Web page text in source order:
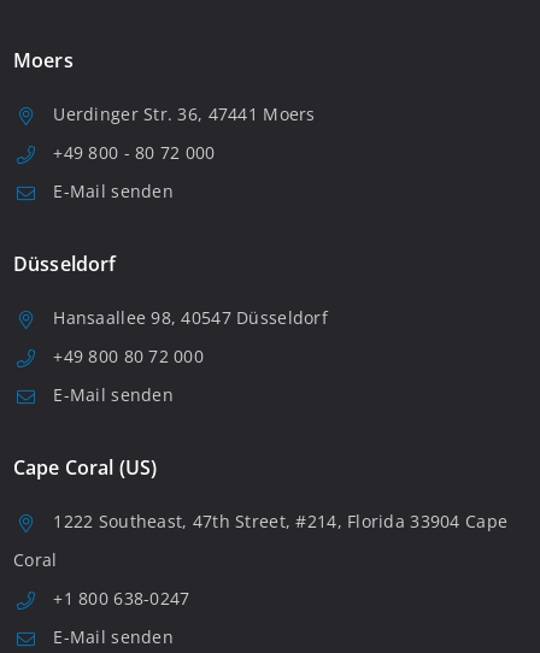
Moers
Uerdinger Str. 36, 47441 Moers
+49 800 - 80 72 000
E-Mail senden
Düsseldorf
Hansaallee 98, 40547 Düsseldorf
+49 800 80 72 000
E-Mail senden
Cape Coral (US)
1222 Southeast, 47th Street, #214, Florida 33904 Cape
Coral
+1 800 638-0247
E-Mail senden